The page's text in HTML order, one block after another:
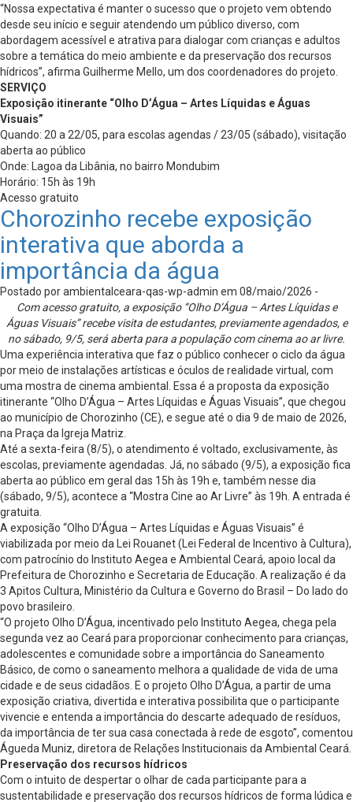
“Nossa expectativa é manter o sucesso que o projeto vem obtendo
desde seu início e seguir atendendo um público diverso, com
abordagem acessível e atrativa para dialogar com crianças e adultos
sobre a temática do meio ambiente e da preservação dos recursos
hídricos”, afirma Guilherme Mello, um dos coordenadores do projeto.
SERVIÇO
Exposição itinerante “Olho D’Água – Artes Líquidas e Águas
Visuais”
Quando: 20 a 22/05, para escolas agendas / 23/05 (sábado), visitação
aberta ao público
Onde: Lagoa da Libânia, no bairro Mondubim
Horário: 15h às 19h
Acesso gratuito
Chorozinho recebe exposição
interativa que aborda a
importância da água
Postado por ambientalceara-qas-wp-admin em 08/maio/2026 -
Com acesso gratuito, a exposição “Olho D’Água – Artes Líquidas e
Águas Visuais” recebe visita de estudantes, previamente agendados, e
no sábado, 9/5, será aberta para a população com cinema ao ar livre.
Uma experiência interativa que faz o público conhecer o ciclo da água
por meio de instalações artísticas e óculos de realidade virtual, com
uma mostra de cinema ambiental. Essa é a proposta da exposição
itinerante “Olho D’Água – Artes Líquidas e Águas Visuais”, que chegou
ao município de Chorozinho (CE), e segue até o dia 9 de maio de 2026,
na Praça da Igreja Matriz.
Até a sexta-feira (8/5), o atendimento é voltado, exclusivamente, às
escolas, previamente agendadas. Já, no sábado (9/5), a exposição fica
aberta ao público em geral das 15h às 19h e, também nesse dia
(sábado, 9/5), acontece a “Mostra Cine ao Ar Livre” às 19h. A entrada é
gratuita.
A exposição “Olho D’Água – Artes Líquidas e Águas Visuais” é
viabilizada por meio da Lei Rouanet (Lei Federal de Incentivo à Cultura),
com patrocínio do Instituto Aegea e Ambiental Ceará, apoio local da
Prefeitura de Chorozinho e Secretaria de Educação. A realização é da
3 Apitos Cultura, Ministério da Cultura e Governo do Brasil – Do lado do
povo brasileiro.
“O projeto Olho D’Água, incentivado pelo Instituto Aegea, chega pela
segunda vez ao Ceará para proporcionar conhecimento para crianças,
adolescentes e comunidade sobre a importância do Saneamento
Básico, de como o saneamento melhora a qualidade de vida de uma
cidade e de seus cidadãos. E o projeto Olho D’Água, a partir de uma
exposição criativa, divertida e interativa possibilita que o participante
vivencie e entenda a importância do descarte adequado de resíduos,
da importância de ter sua casa conectada à rede de esgoto”, comentou
Águeda Muniz, diretora de Relações Institucionais da Ambiental Ceará.
Preservação dos recursos hídricos
Com o intuito de despertar o olhar de cada participante para a
sustentabilidade e preservação dos recursos hídricos de forma lúdica e